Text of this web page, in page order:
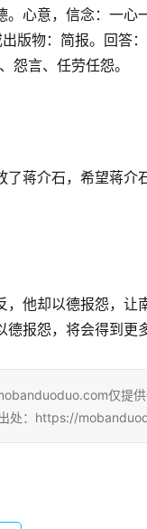
心意，信念：一心
版物：简报。回答：
言、任劳任怨。
蒋介石，希望蒋介
他却以德报怨，让
报怨，将会得到更
仅提
处：https://